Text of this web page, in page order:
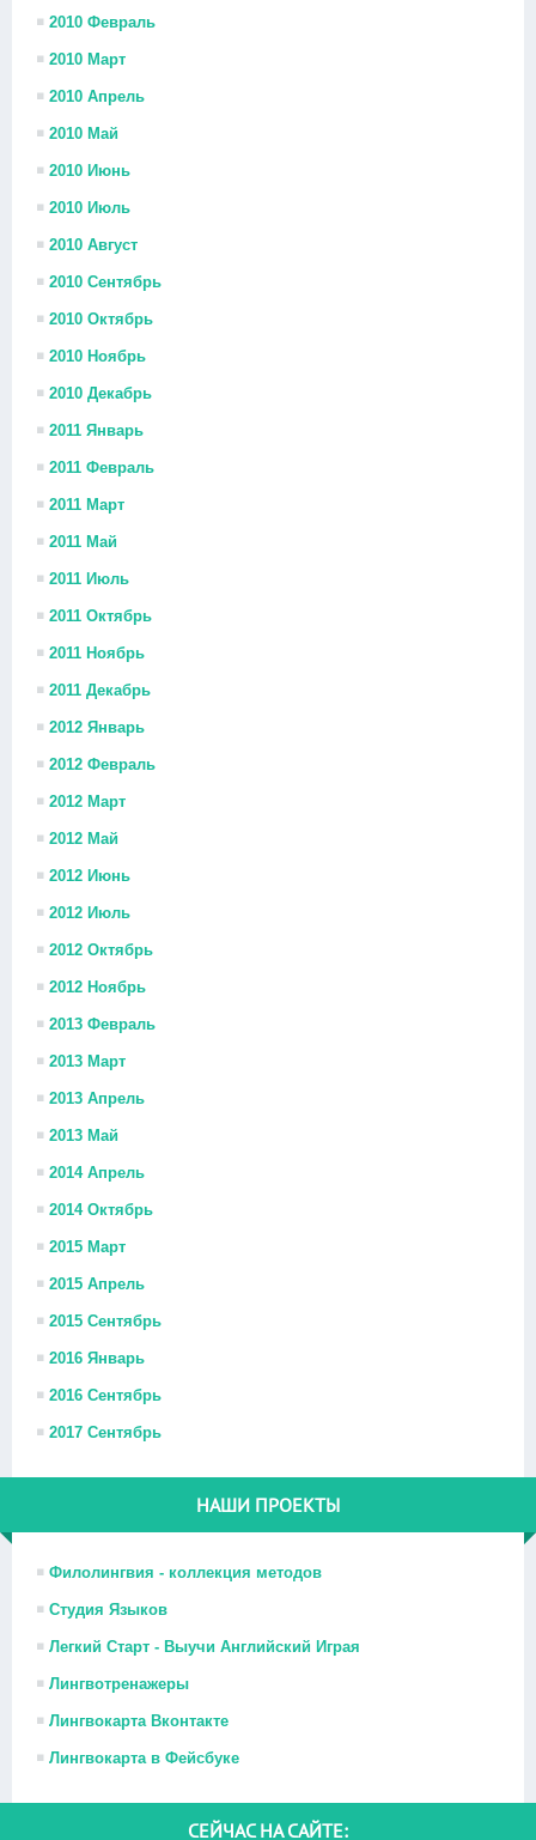
2010 Февраль
2010 Март
2010 Апрель
2010 Май
2010 Июнь
2010 Июль
2010 Август
2010 Сентябрь
2010 Октябрь
2010 Ноябрь
2010 Декабрь
2011 Январь
2011 Февраль
2011 Март
2011 Май
2011 Июль
2011 Октябрь
2011 Ноябрь
2011 Декабрь
2012 Январь
2012 Февраль
2012 Март
2012 Май
2012 Июнь
2012 Июль
2012 Октябрь
2012 Ноябрь
2013 Февраль
2013 Март
2013 Апрель
2013 Май
2014 Апрель
2014 Октябрь
2015 Март
2015 Апрель
2015 Сентябрь
2016 Январь
2016 Сентябрь
2017 Сентябрь
НАШИ ПРОЕКТЫ
Филолингвия - коллекция методов
Студия Языков
Легкий Старт - Выучи Английский Играя
Лингвотренажеры
Лингвокарта Вконтакте
Лингвокарта в Фейсбуке
СЕЙЧАС НА САЙТЕ: